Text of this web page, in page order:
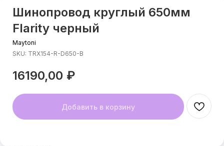
Шинопровод круглый 650мм
Flarity черный
Maytoni
SKU: TRX154-R-D650-B
16190,00 ₽
Добавить в корзину